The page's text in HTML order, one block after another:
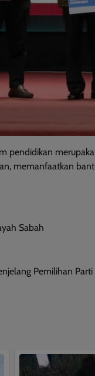
pendidikan
memanfaatkan
Sabah
Pemilihan Parti